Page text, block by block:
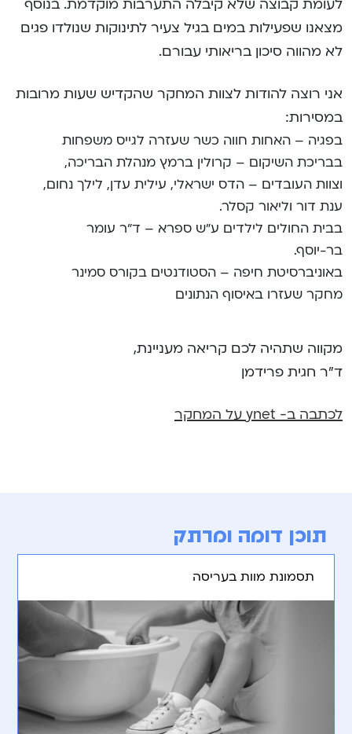
לעומת קבוצה שלא קיבלה התערבות מוקדמת. בנוסף
מצאנו שפעילות במים בגיל צעיר לתינוקות שנולדו פגים
לא מהווה סיכון בריאותי עבורם.
אני רוצה להודות לצוות המחקר שהקדיש שעות מרובות
במסירות:
בפגיה – האחות חווה כשר שעזרה לגייס משפחות
בבריכת השיקום – קרולין ברמץ מנהלת הבריכה,
וצוות העובדים – הדס ישראלי, עילית עדן, לילך נחום,
ענת דור וליאור קסלר.
בבית החולים לילדים ע”ש ספרא – ד”ר עומר
בר-יוסף.
באוניברסיטת חיפה – הסטודנטים בקורס סמינר
מחקר שעזרו באיסוף הנתונים
מקווה שתהיה לכם קריאה מעניינת,
ד”ר חגית פרידמן
לכתבה ב- ynet על המחקר
תוכן דומה ומרתק
תסמונת מוות בעריסה